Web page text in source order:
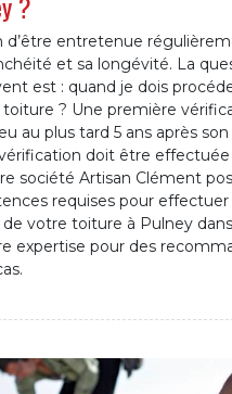
d’être entretenue
et sa longévité. La
est : quand je dois
? Une première
au plus tard 5 ans après son
doit être effectuée
société Artisan Clément
requises pour effectuer
votre toiture à Pulney dans
expertise pour des